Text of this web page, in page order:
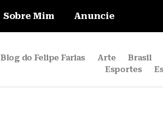
Sobre Mim Anuncie
Blog do Felipe Farias Arte Brasil
Esportes